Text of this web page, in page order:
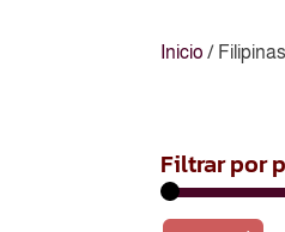
Inicio / Filipinas
Filtrar por